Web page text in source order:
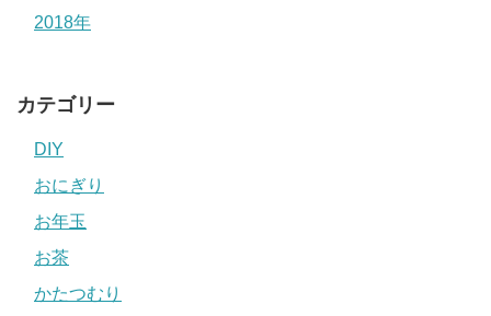
2018年
カテゴリー
DIY
おにぎり
お年玉
お茶
かたつむり